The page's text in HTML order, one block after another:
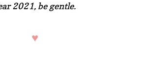
2021, be gentle.
♥